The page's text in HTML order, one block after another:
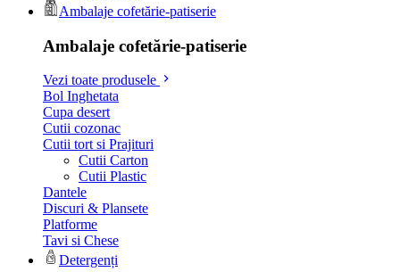
Ambalaje cofetărie-patiserie
Ambalaje cofetărie-patiserie
Vezi toate produsele
Bol Inghetata
Cupa desert
Cutii cozonac
Cutii tort si Prajituri
Cutii Carton
Cutii Plastic
Dantele
Discuri & Plansete
Platforme
Tavi si Chese
Detergenți